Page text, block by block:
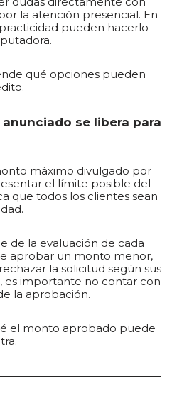
la atención presencial. En
pueden hacerlo
qué opciones pueden
se libera para
máximo divulgado por
el límite posible del
que todos los clientes sean
de la evaluación de cada
aprobar un monto menor,
la solicitud según sus
es importante no contar con
la aprobación.
el monto aprobado puede